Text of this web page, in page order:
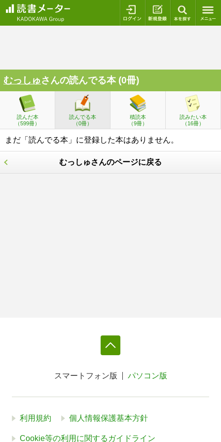
ログイン 新規登録
むっしゅさんの読んでる本 (0冊)
読んだ本
（599冊）
読んでる本
（0冊）
積読本
（9冊）
読みたい本
（16冊）
まだ「読んでる本」に登録した本はありません。
むっしゅさんのページに戻る
スマートフォン版 パソコン版
利用規約 個人情報保護基本方針
Cookie等の利用に関するガイドライン